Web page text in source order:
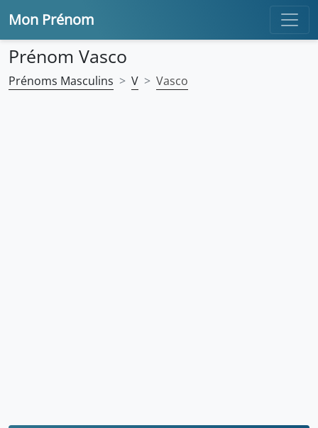
Mon Prénom
Prénom Vasco
Prénoms Masculins V Vasco